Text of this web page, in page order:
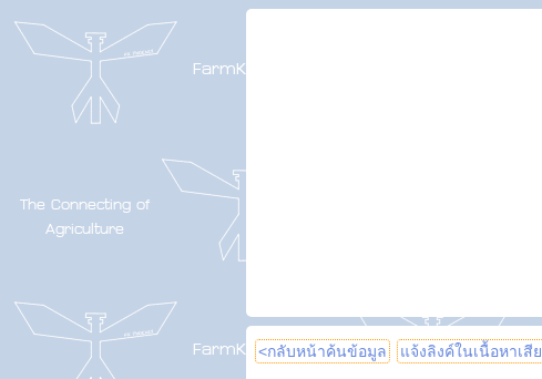
<กลับหน้าค้นข้อมูล แจ้งลิงค์ในเนื้อหาเสีย